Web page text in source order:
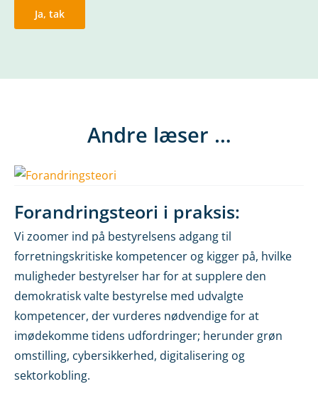
Andre læser …
Forandringsteori i praksis:
Vi zoomer ind på bestyrelsens adgang til
forretningskritiske kompetencer og kigger på, hvilke
muligheder bestyrelser har for at supplere den
demokratisk valte bestyrelse med udvalgte
kompetencer, der vurderes nødvendige for at
imødekomme tidens udfordringer; herunder grøn
omstilling, cybersikkerhed, digitalisering og
sektorkobling.